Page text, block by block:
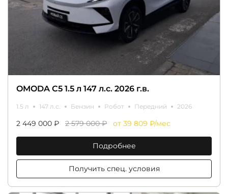
OMODA C5 1.5 л 147 л.с. 2026 г.в.
1.5 л 147 л.с. Бензин Робот Передний 2026
2 449 000 ₽ 2 579 000 ₽ от 39 809 ₽/мес
Подробнее
Получить спец. условия